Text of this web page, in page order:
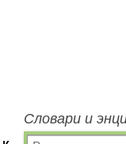
Словари и